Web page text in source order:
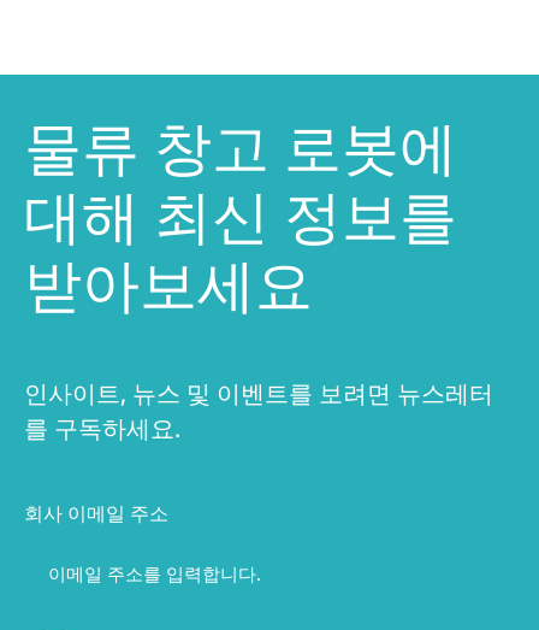
물류 창고 로봇에
대해 최신 정보를
받아보세요
인사이트, 뉴스 및 이벤트를 보려면 뉴스레터
를 구독하세요.
회사 이메일 주소